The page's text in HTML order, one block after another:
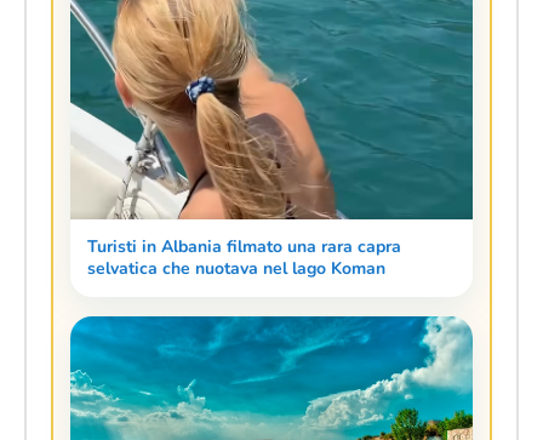
Turisti in Albania filmato una rara capra
selvatica che nuotava nel lago Koman